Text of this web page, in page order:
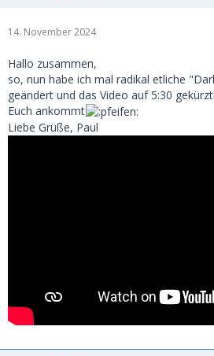
14. November 2024
Hallo zusammen,
so, nun habe ich mal radikal etliche
geändert und das Video auf 5:30
Euch ankommt
Liebe Grüße, Paul